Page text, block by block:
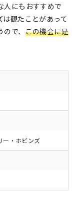
人にもおすすめで
観たことがあって
で、 この機会に是
ー・ホビンズ